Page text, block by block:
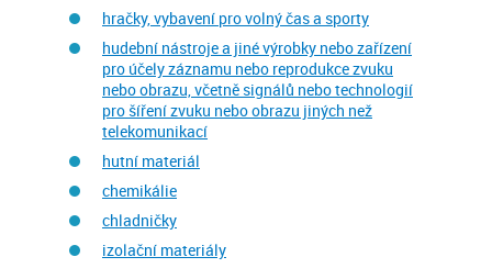
hračky, vybavení pro volný čas a sporty
hudební nástroje a jiné výrobky nebo zařízení
pro účely záznamu nebo reprodukce zvuku
nebo obrazu, včetně signálů nebo technologií
pro šíření zvuku nebo obrazu jiných než
telekomunikací
hutní materiál
chemikálie
chladničky
izolační materiály